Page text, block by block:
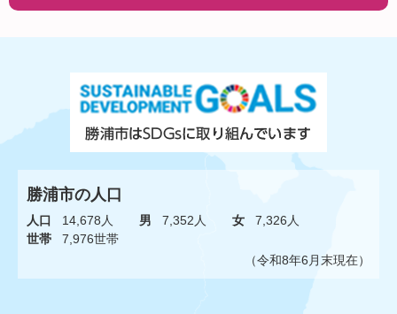
勝浦市の人口
人口 14,678人 男 7,352人 女
7,326人
世帯
7,976世帯
（令和8年6月末現在）